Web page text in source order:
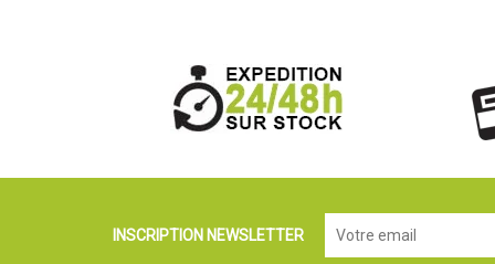
INSCRIPTION NEWSLETTER